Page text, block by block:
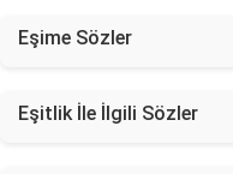
Eşime Sözler
Eşitlik İle İlgili Sözler